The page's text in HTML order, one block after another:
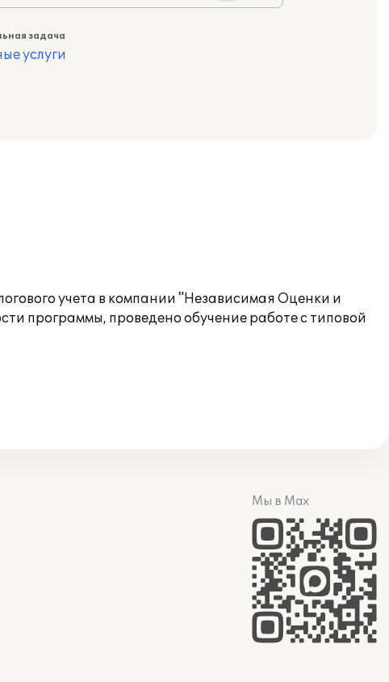
задача
услуги
учета в компании "Независимая Оценки и
программы, проведено обучение работе с типовой
Мы в Max